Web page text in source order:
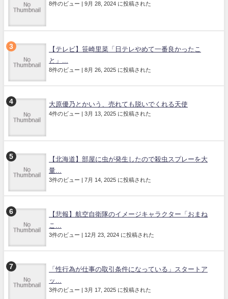
8件のビュー 9月 28, 2024 に投稿された
【テレビ】笹崎里菜「日テレやめて一番良かったこ
と」...
8件のビュー 8月 26, 2025 に投稿された
大原優乃とかいう、売れても脱いでくれる天使
4件のビュー 3月 13, 2025 に投稿された
【北海道】部屋に虫が発生したので殺虫スプレーを大
量...
3件のビュー 7月 14, 2025 に投稿された
【悲報】航空自衛隊のイメージキャラクター「おまね
こ...
3件のビュー 12月 23, 2024 に投稿された
「性行為が仕事の取引条件になっている」スタートア
ッ...
3件のビュー 3月 17, 2025 に投稿された